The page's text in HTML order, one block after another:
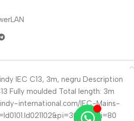
IEC C13, 3m, negru Description
Fully moulded Total length: 3m
international.com/IEC-Mains-